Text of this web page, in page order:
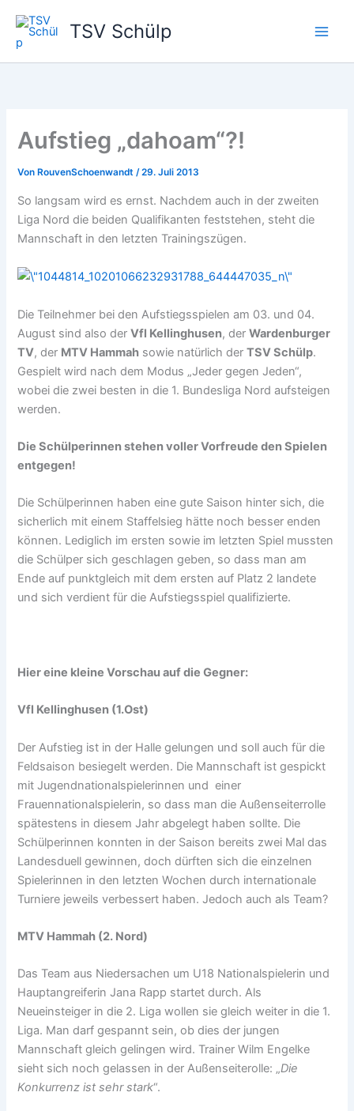
Inhalt
springen
TSV Schülp
Aufstieg „dahoam“?!
Von RouvenSchoenwandt/29. Juli 2013
So langsam wird es ernst. Nachdem auch in der zweiten
Liga Nord die beiden Qualifikanten feststehen, steht die
Mannschaft in den letzten Trainingszügen.
Die Teilnehmer bei den Aufstiegsspielen am 03. und 04.
August sind also derVfl Kellinghusen, derWardenburger
TV, der MTV Hammah sowie natürlich derTSV Schülp.
Gespielt wird nach dem Modus „Jeder gegen Jeden“,
wobei die zwei besten in die 1. Bundesliga Nord aufsteigen
werden.
Die Schülperinnen stehen voller Vorfreude den Spielen
entgegen!
Die Schülperinnen haben eine gute Saison hinter sich, die
sicherlich mit einem Staffelsieg hätte noch besser enden
können. Lediglich im ersten sowie im letzten Spiel mussten
die Schülper sich geschlagen geben, so dass man am
Ende auf punktgleich mit dem ersten auf Platz 2 landete
und sich verdient für die Aufstiegsspiel qualifizierte.
Hier eine kleine Vorschau auf die Gegner:
Vfl Kellinghusen (1.Ost)
Der Aufstieg ist in der Halle gelungen und soll auch für die
Feldsaison besiegelt werden. Die Mannschaft ist gespickt
mit Jugendnationalspielerinnen und einer
Frauennationalspielerin, so dass man die Außenseiterrolle
spätestens in diesem Jahr abgelegt haben sollte. Die
Schülperinnen konnten in der Saison bereits zwei Mal das
Landesduell gewinnen, doch dürften sich die einzelnen
Spielerinnen in den letzten Wochen durch internationale
Turniere jeweils verbessert haben. Jedoch auch als Team?
MTV Hammah (2. Nord)
Das Team aus Niedersachen um U18 Nationalspielerin und
Hauptangreiferin Jana Rapp startet durch. Als
Neueinsteiger in die 2. Liga wollen sie gleich weiter in die 1.
Liga. Man darf gespannt sein, ob dies der jungen
Mannschaft gleich gelingen wird. Trainer Wilm Engelke
sieht sich noch gelassen in der Außenseiterolle: „Die
Konkurrenz ist sehr stark“.